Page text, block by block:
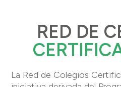
RED DE
La Red de Colegios